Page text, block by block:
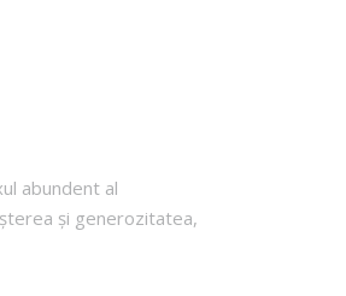
abundent al
și generozitatea,